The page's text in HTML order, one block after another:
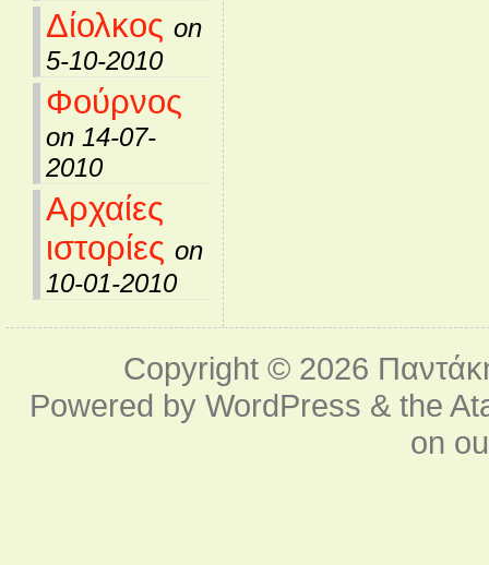
Δίολκος on
5-10-2010
Φούρνος
on 14-07-
2010
Αρχαίες
ιστορίες on
10-01-2010
Copyright © 2026
Powered byWordPress & the
on